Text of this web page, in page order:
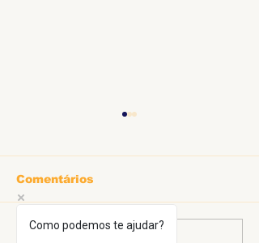
Comentários
Como podemos te ajudar?